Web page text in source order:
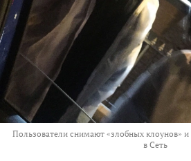
Пользователи снимают «злобных клоунов»
в Сеть